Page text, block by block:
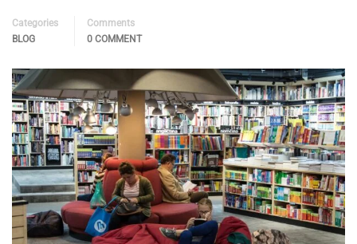
Categories
BLOG
Comments
0 COMMENT